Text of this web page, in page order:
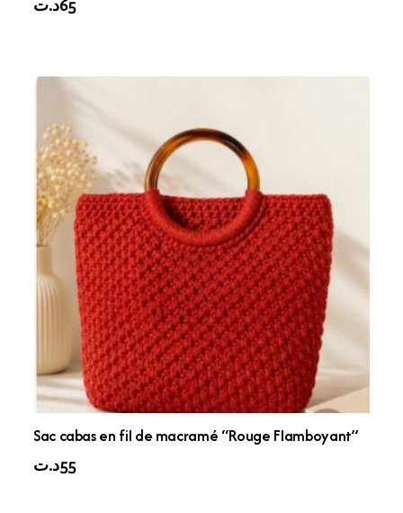
65د.ت
Sac cabas en fil de macramé “Rouge Flamboyant”
55د.ت